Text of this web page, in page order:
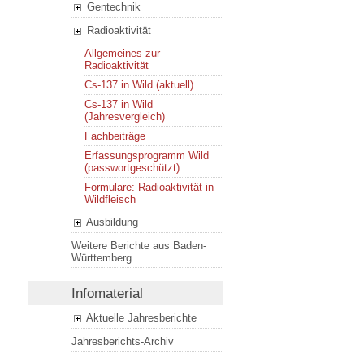
Gentechnik
Radioaktivität
Allgemeines zur
Radioaktivität
Cs-137 in Wild (aktuell)
Cs-137 in Wild
(Jahresvergleich)
Fachbeiträge
Erfassungsprogramm Wild
(passwortgeschützt)
Formulare: Radioaktivität in
Wildfleisch
Ausbildung
Weitere Berichte aus Baden-
Württemberg
Infomaterial
Aktuelle Jahresberichte
Jahresberichts-Archiv